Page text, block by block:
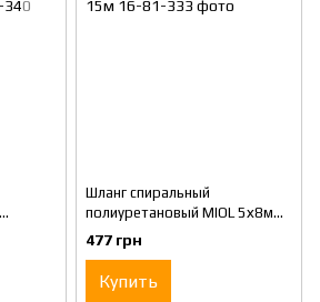
Шланг спиральный
полиуретановый MIOL 5х8мм
15м
477 грн
Купить